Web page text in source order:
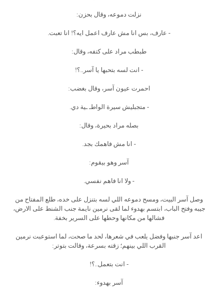
نزلت دموعه، وقال بحزن:
- عارف، بس انا مش عارف اعمل ايه؟! انا تعبت.
طبطب مراد على كتفه، وقال:
- انت لسه بتحبها يا آسر..؟!
احمرت عيون آسر، وقال بغضب:
- متجبليش سيرة الواطـ ـية دي.
بصله مراد بحيرة، وقال:
- انا مش فاهمك بجد.
آسر وهو بيقوم:
- ولا انا فاهم نفسي.
وصل آسر البيت، ومسح دموعه اللي لسه بتنزل على خده، طلع المفتاح من
جيبه وفتح الباب، ابتسم بهدوء لما لقى نرمين نايمة جنب الشنط على الارض،
فشالها من مكانها وحطها على السرير بخفة.
اعد آسر جنبها وفضل يلعب في شعرها، لحد ما صحت، لما استوعبت نرمين
القرب اللي بينهم؛ زقته بسرعة، وقالت بتوتر:
- انت بتعمل..؟!
آسر بهدوء: